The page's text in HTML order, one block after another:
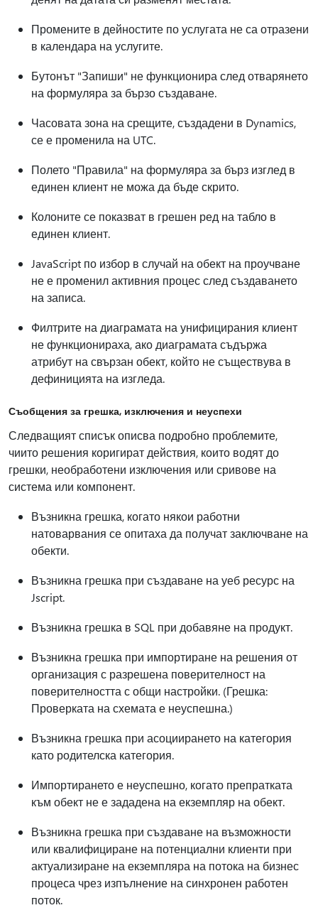
Промените в дейностите по услугата не са отразени
в календара на услугите.
Бутонът "Запиши" не функционира след отварянето
на формуляра за бързо създаване.
Часовата зона на срещите, създадени в Dynamics,
се е променила на UTC.
Полето "Правила" на формуляра за бърз изглед в
единен клиент не можа да бъде скрито.
Колоните се показват в грешен ред на табло в
единен клиент.
JavaScript по избор в случай на обект на проучване
не е променил активния процес след създаването
на записа.
Филтрите на диаграмата на унифицирания клиент
не функционираха, ако диаграмата съдържа
атрибут на свързан обект, който не съществува в
дефиницията на изгледа.
Съобщения за грешка, изключения и неуспехи
Следващият списък описва подробно проблемите,
чиито решения коригират действия, които водят до
грешки, необработени изключения или сривове на
система или компонент.
Възникна грешка, когато някои работни
натоварвания се опитаха да получат заключване на
обекти.
Възникна грешка при създаване на уеб ресурс на
Jscript.
Възникна грешка в SQL при добавяне на продукт.
Възникна грешка при импортиране на решения от
организация с разрешена поверителност на
поверителността с общи настройки. (Грешка:
Проверката на схемата е неуспешна.)
Възникна грешка при асоциирането на категория
като родителска категория.
Импортирането е неуспешно, когато препратката
към обект не е зададена на екземпляр на обект.
Възникна грешка при създаване на възможности
или квалифициране на потенциални клиенти при
актуализиране на екземпляра на потока на бизнес
процеса чрез изпълнение на синхронен работен
поток.